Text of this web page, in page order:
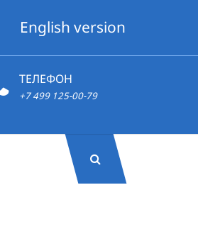
English version
ТЕЛЕФОН
+7 499 125-00-79